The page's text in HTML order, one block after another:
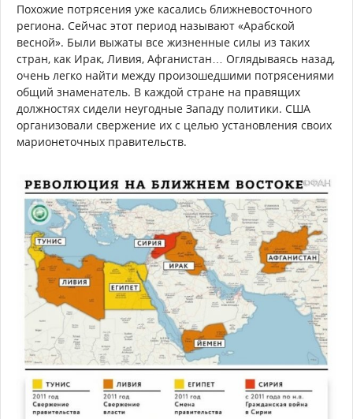
Похожие потрясения уже касались ближневосточного
региона. Сейчас этот период называют «Арабской
весной». Были выжаты все жизненные силы из таких
стран, как Ирак, Ливия, Афганистан… Оглядываясь назад,
очень легко найти между произошедшими потрясениями
общий знаменатель. В каждой стране на правящих
должностях сидели неугодные Западу политики. США
организовали свержение их с целью установления своих
марионеточных правительств.